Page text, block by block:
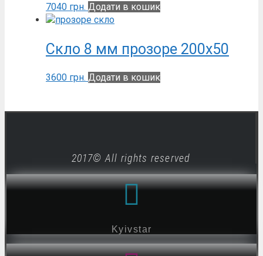
7040 грн. Додати в кошик
Скло 8 мм прозоре 200х50
3600 грн. Додати в кошик
2017© All rights reserved
Kyivstar